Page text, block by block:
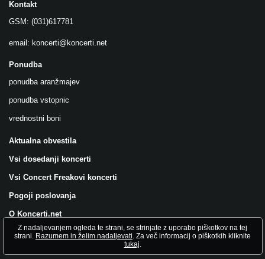
Kontakt
GSM: (031)617781
email: koncerti@koncerti.net
Ponudba
ponudba aranžmajev
ponudba vstopnic
vrednostni boni
Aktualna obvestila
Vsi dosedanji koncerti
Vsi Concert Freakovi koncerti
Pogoji poslovanja
O Koncerti.net
Všečkajte nas na FB!
Z nadaljevanjem ogleda te strani, se strinjate z uporabo piškotkov na tej
strani. Razumem in želim nadaljevati. Za več informacij o piškotkih kliknite
tukaj.